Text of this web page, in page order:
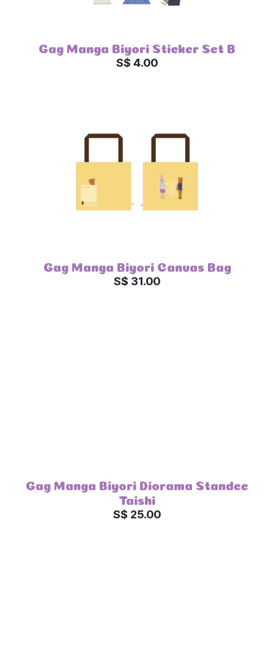
Gag Manga Biyori Sticker Set B
S$ 4.00
Gag Manga Biyori Canvas Bag
S$ 31.00
Gag Manga Biyori Diorama Standee
Taishi
S$ 25.00